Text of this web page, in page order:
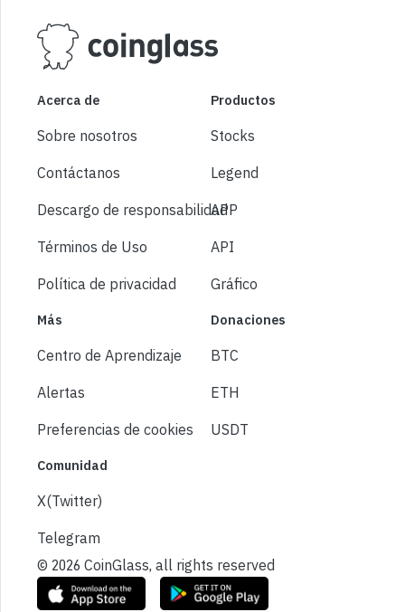
Acerca de
Sobre nosotros
Contáctanos
Descargo de responsabilidad
Términos de Uso
Política de privacidad
Productos
Stocks
Legend
APP
API
Gráfico
Más
Centro de Aprendizaje
Alertas
Preferencias de cookies
Donaciones
BTC
ETH
USDT
Comunidad
X(Twitter)
Telegram
© 2026 CoinGlass, all rights reserved